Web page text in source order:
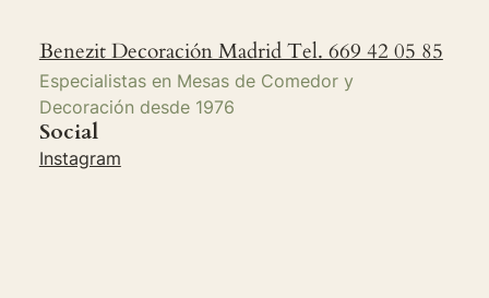
Benezit Decoración Madrid Tel. 669 42 05 85
Especialistas en Mesas de Comedor y
Decoración desde 1976
Social
Instagram